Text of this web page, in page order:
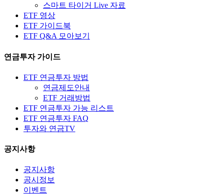
스마트 타이거 Live 자료
ETF 영상
ETF 가이드북
ETF Q&A 모아보기
연금투자 가이드
ETF 연금투자 방법
연금제도안내
ETF 거래방법
ETF 연금투자 가능 리스트
ETF 연금투자 FAQ
투자와 연금TV
공지사항
공지사항
공시정보
이벤트